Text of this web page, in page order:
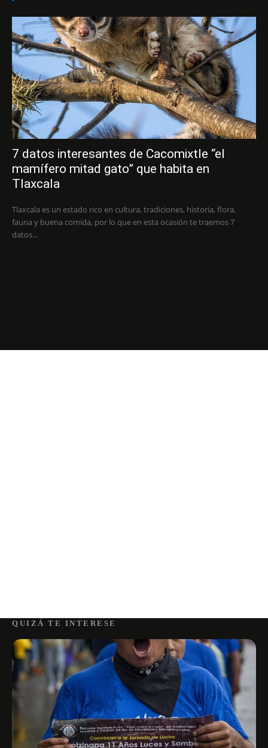
7 datos interesantes de Cacomixtle “el
mamífero mitad gato” que habita en
Tlaxcala
Tlaxcala es un estado rico en cultura, tradiciones, historia, flora,
fauna y buena comida, por lo que en esta ocasión te traemos 7
datos...
QUIZÁ TE INTERESE